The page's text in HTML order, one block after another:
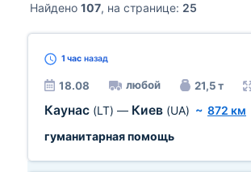
Найдено 107, на странице: 25
1 час назад
18.08 любой 21,5 т
Каунас (LT) — Киев (UA) ~ 872 км
гуманитарная помощь